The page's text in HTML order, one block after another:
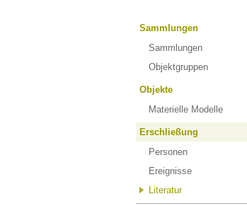
Sammlungen
Sammlungen
Objektgruppen
Objekte
Materielle Modelle
Erschließung
Personen
Ereignisse
Literatur